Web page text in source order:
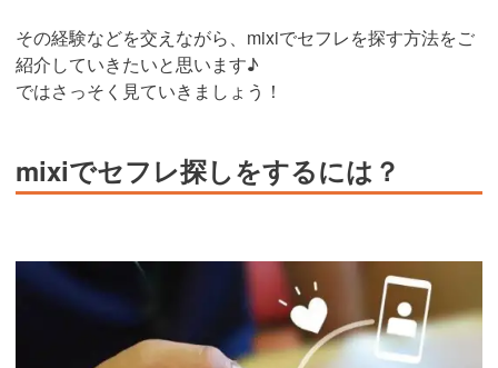
その経験などを交えながら、mixiでセフレを探す方法をご
紹介していきたいと思います♪
ではさっそく見ていきましょう！
mixiでセフレ探しをするには？